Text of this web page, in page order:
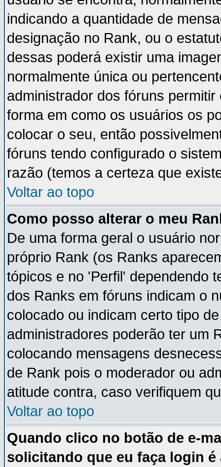
indicando a quantidade de
designação no Rank, ou o
dessas poderá existir uma
normalmente única ou
administrador dos fóruns
forma em como os usuários os
colocar o seu, então
fóruns tendo configurado o
razão (temos a certeza que
Voltar ao topo
Como posso alterar o meu
De uma forma geral o usuário
próprio Rank (os Ranks
tópicos e no 'Perfil' dependendo
dos Ranks em fóruns indicam o
colocado ou indicam certo tipo
administradores poderão ter um
colocando mensagens
de Rank pois o moderador ou
atitude contra, caso verifiquem
Voltar ao topo
Quando clico no botão de e-
solicitando que eu faça login é